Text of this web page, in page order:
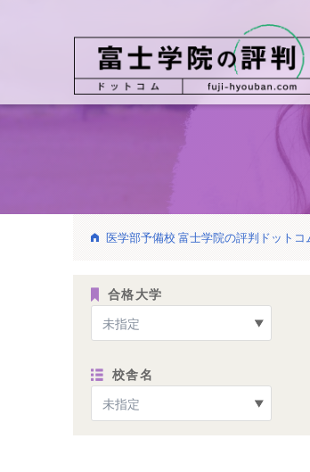
医学部予備校 富士学院の評判ドットコ
合格大学
校舎名